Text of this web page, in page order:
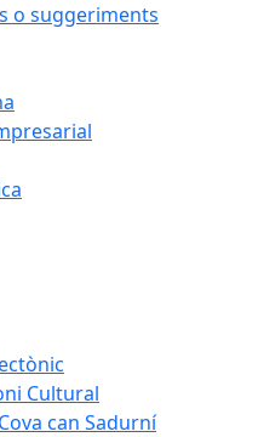
o suggeriments
Cultural
can Sadurní